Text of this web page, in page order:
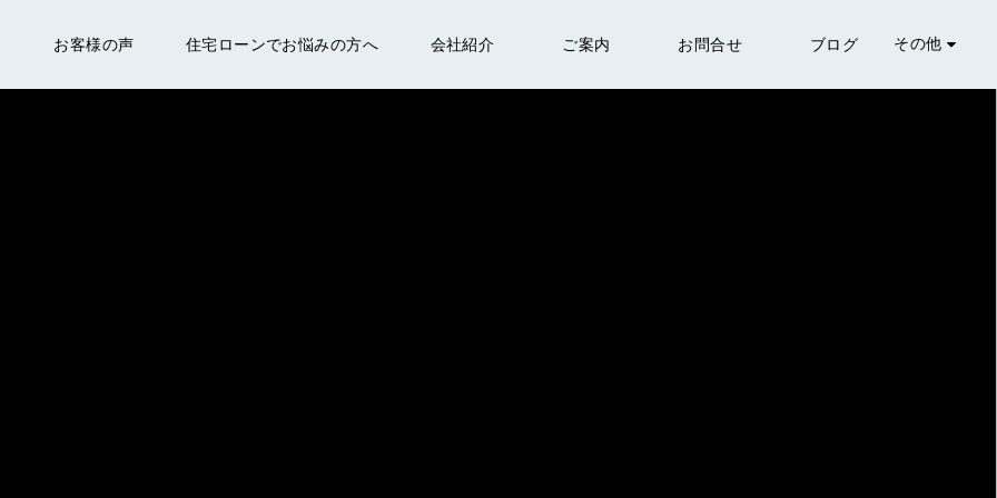
お客様の声 住宅ローンでお悩みの方へ 会社紹介 ご案内 お問合せ ブログ その他